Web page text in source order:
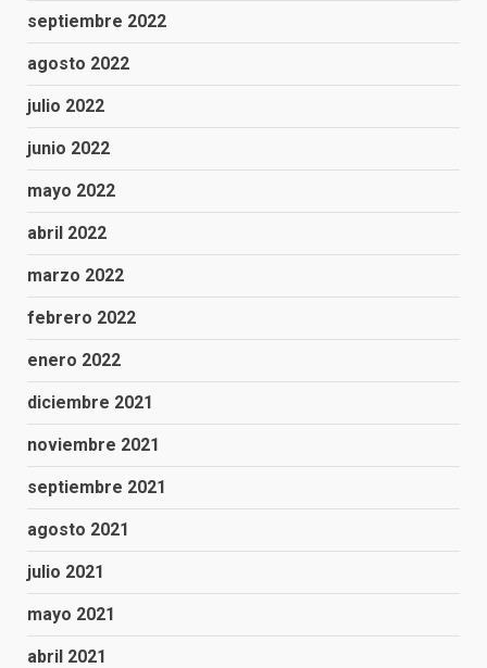
septiembre 2022
agosto 2022
julio 2022
junio 2022
mayo 2022
abril 2022
marzo 2022
febrero 2022
enero 2022
diciembre 2021
noviembre 2021
septiembre 2021
agosto 2021
julio 2021
mayo 2021
abril 2021